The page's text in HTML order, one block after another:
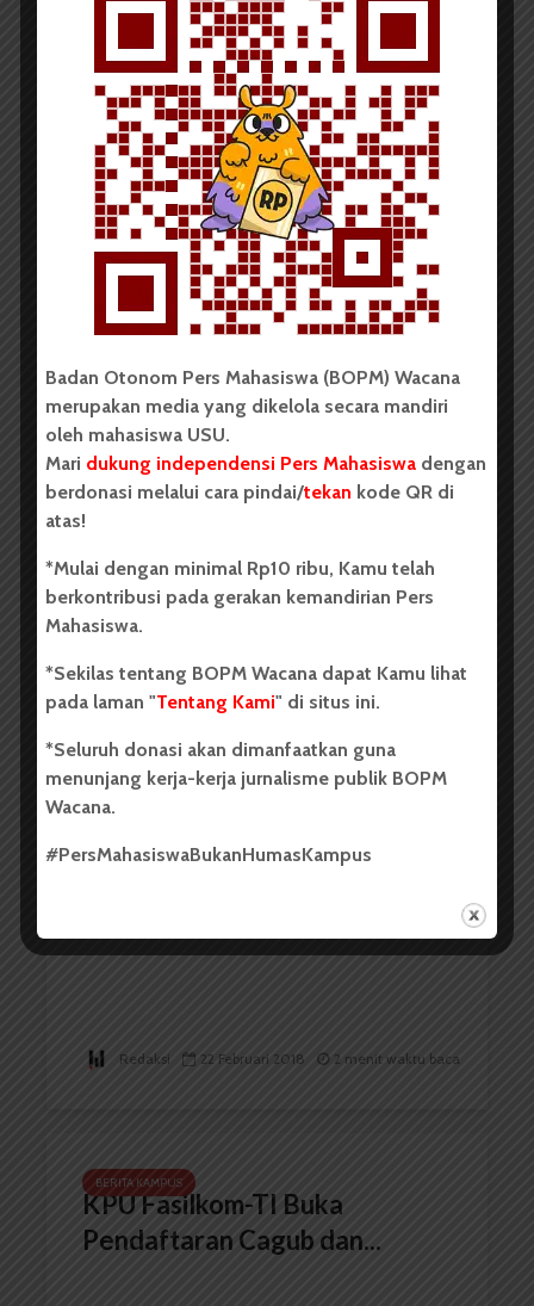
KAM Rabbani dan KAM
Madani Daftar Pemira FP
13 Februari 2019 2 menit waktu baca
Hari Ini, KPU FEB Gelar Pemira
Redaksi 17 Oktober 2018 2 menit waktu baca
BERITA KAMPUS
Ketua KPU Fasilkom-TI:
Rencanakan Pemira Maret Ini
Redaksi 22 Februari 2018 2 menit waktu baca
BERITA KAMPUS
KPU Fasilkom-TI Buka
Pendaftaran Cagub dan...
Badan Otonom Pers Mahasiswa (BOPM) Wacana
merupakan media yang dikelola secara mandiri
oleh mahasiswa USU.
Mari dukung independensi Pers Mahasiswa dengan
berdonasi melalui cara pindai/tekan kode QR di
atas!
*Mulai dengan minimal Rp10 ribu, Kamu telah
berkontribusi pada gerakan kemandirian Pers
Mahasiswa.
*Sekilas tentang BOPM Wacana dapat Kamu lihat
pada laman "Tentang Kami" di situs ini.
*Seluruh donasi akan dimanfaatkan guna
menunjang kerja-kerja jurnalisme publik BOPM
Wacana.
#PersMahasiswaBukanHumasKampus